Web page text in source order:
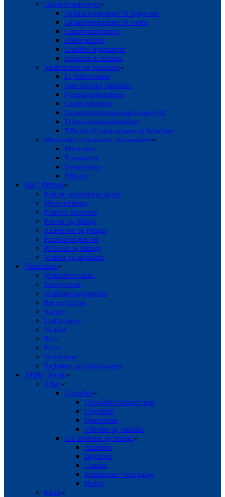
Cirkulationspumper
Cirkulationspumper til brugsvand
Cirkulationspumper til varme
Grundvandspumper
Afløbspumper
Grundfos dykpumper
Unionsæt & tilbehør
Vandvarmere og beholdere
El Vandvarmere
Centralvarme beholdere
Fjernvarmebeholdere
Combi beholdere
Gennemstrømningsvandvarmere EL
Trykekspansionsbeholdere
Tilbehør til vandvarmere og beholdere
Manometre,termometre, varmemålere
Manometre
Termometre
Varmemålere
Tilbehør
Rør / fittings
Kobber pressfittings og rør
Messingfittings
Primofit rørsamler
Pex rør og fittings
Alupex rør og fittings
Præisoleret pex rør
PEM rør og fittings
Ventiler og stophaner
Ventilation
Ventilationspakke
Flexsystemer
Ventilationsaggregater
Rør og fittings
Slanger
Lyddæmpere
Ventiler
Riste
Filtre
Ventilatorer
Taghætter og inddækninger
Afløb / kloak
Afløb
Gulvafløb
Gulvafløb firkantet/rund
Linjeafløb
Hjørneafløb
Tilbehør og vandlåse
Grå afløbsrør og fittings
Afløbsrør
Bøjninger
Grenrør
Reduktioner / overgange
Muffer
Kloak